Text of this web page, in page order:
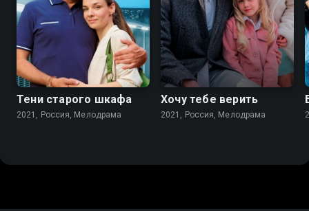
7.2
Тени старого шкафа
2021, Россия, Мелодрама
7.1
Хочу тебе верить
2021, Россия, Мелодрама